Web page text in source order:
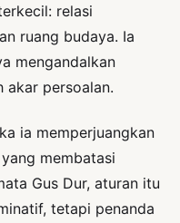
relasi
ruang budaya. Ia
mengandalkan
akar persoalan.
ia memperjuangkan
membatasi
Gus Dur, aturan itu
tetapi penanda